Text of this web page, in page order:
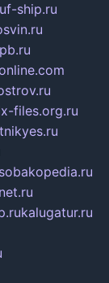
f-ship.ru
files.org.ru
sobakopedia.ru
kalugatur.ru